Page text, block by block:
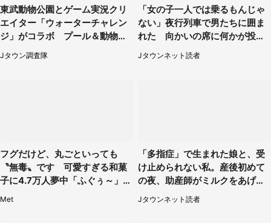
東武動物公園とゲーム実況クリ
エイター「ウォーターチャレン
ジ」がコラボ プール＆動物園
で「ウォーターチャレンジパー
ク」【～9／27】
Jタウン調査隊
「女の子一人では乗るもんじゃ
ない」夜行列車で男たちに囲ま
れた 向かいの席に何かが投げ
られて（秋田県・60代女性）
Jタウンネット読者
フグだけど、丸ごといっても
〝無毒〟です 可愛すぎる和菓
子に4.7万人夢中「ふぐぅ～」
「職人の技ですね」
Met
「多指症」で生まれた娘と、受
け止められない私。産後初めて
の夜、助産師がミルクをあげて
るのを見て...（静岡県・20代女
性）
Jタウンネット読者